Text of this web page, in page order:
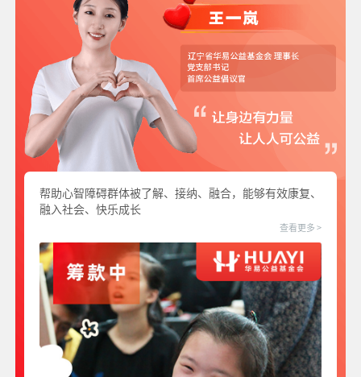
帮助心智障碍群体被了解、接纳、融合，能够有效康复、
融入社会、快乐成长
查看更多 >